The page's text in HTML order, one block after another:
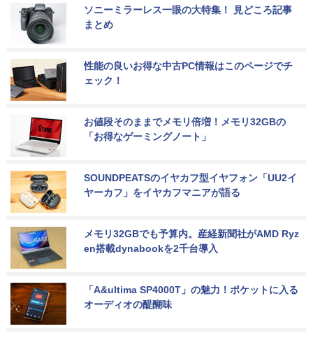
ソニーミラーレス一眼の大特集！ 見どころ記事
まとめ
性能の良いお得な中古PC情報はこのページでチ
ェック！
お値段そのままでメモリ倍増！メモリ32GBの
「お得なゲーミングノート」
SOUNDPEATSのイヤカフ型イヤフォン「UU2イ
ヤーカフ」をイヤカフマニアが語る
メモリ32GBでも予算内。産経新聞社がAMD Ryz
en搭載dynabookを2千台導入
「A&ultima SP4000T」の魅力！ポケットに入る
オーディオの醍醐味